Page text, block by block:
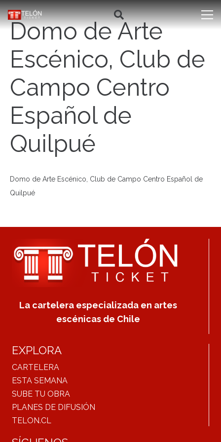
Domo de Arte
Escénico, Club de
Campo Centro
Español de
Quilpué
Domo de Arte Escénico, Club de Campo Centro Español de
Quilpué
La cartelera especializada en artes
escénicas de Chile
EXPLORA
CARTELERA
ESTA SEMANA
SUBE TU OBRA
PLANES DE DIFUSIÓN
TELON.CL